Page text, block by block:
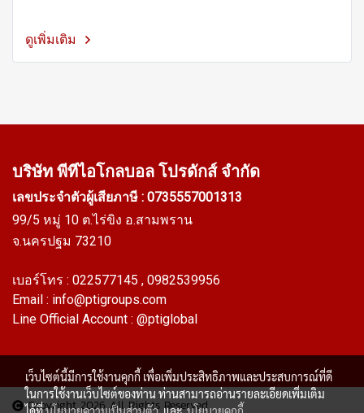
ดูเพิ่มเติม
บริษัท พีทีไอโกลบอล โปรดักส์ จำกัด
เลขประจำตัวผู้เสียภาษี : 0735557001313
99/5 หมู่ 10 ต.ไร่ขิง อ.สามพราน
จ.นครปฐม 73210
เบอร์โทร : 022577145 , 0982539956
Email : info@ptigroups.com
Line Official Account : @ptiglobal
Copyright 2026 All Rights Reserved
เว็บไซต์นี้มีการใช้งานคุกกี้ เพื่อเพิ่มประสิทธิภาพและประสบการณ์ที่ดี
ในการใช้งานเว็บไซต์ของท่าน ท่านสามารถอ่านรายละเอียดเพิ่มเติม